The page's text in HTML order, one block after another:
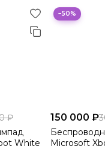
₽
White
−50%
150 000 ₽
Microsoft